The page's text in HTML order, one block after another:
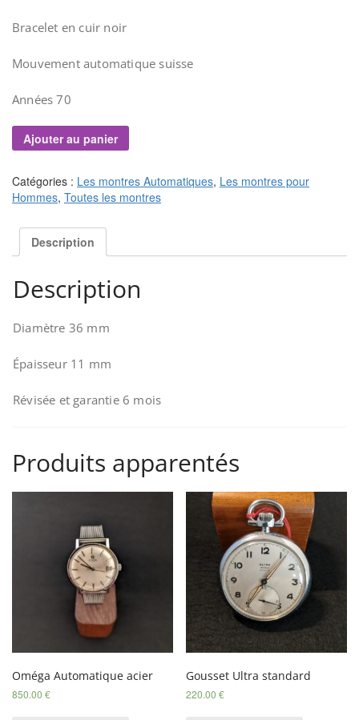
Bracelet en cuir noir
Mouvement automatique suisse
Années 70
Ajouter au panier
Catégories : Les montres Automatiques, Les montres pour
Hommes, Toutes les montres
Description
Description
Diamètre 36 mm
Épaisseur 11 mm
Révisée et garantie 6 mois
Produits apparentés
Oméga Automatique acier
850.00 €
Gousset Ultra standard
220.00€